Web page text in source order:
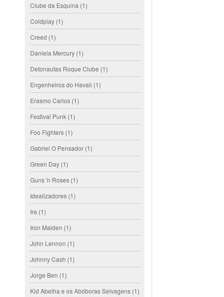
Clube da Esquina (1)
Coldplay (1)
Creed (1)
Daniela Mercury (1)
Detonautas Roque Clube (1)
Engenheiros do Havaii (1)
Erasmo Carlos (1)
Festival Punk (1)
Foo Fighters (1)
Gabriel O Pensador (1)
Green Day (1)
Guns 'n Roses (1)
Idealizadores (1)
Ira (1)
Iron Maiden (1)
John Lennon (1)
Johnny Cash (1)
Jorge Ben (1)
Kid Abelha e os Abóboras Selvagens (1)